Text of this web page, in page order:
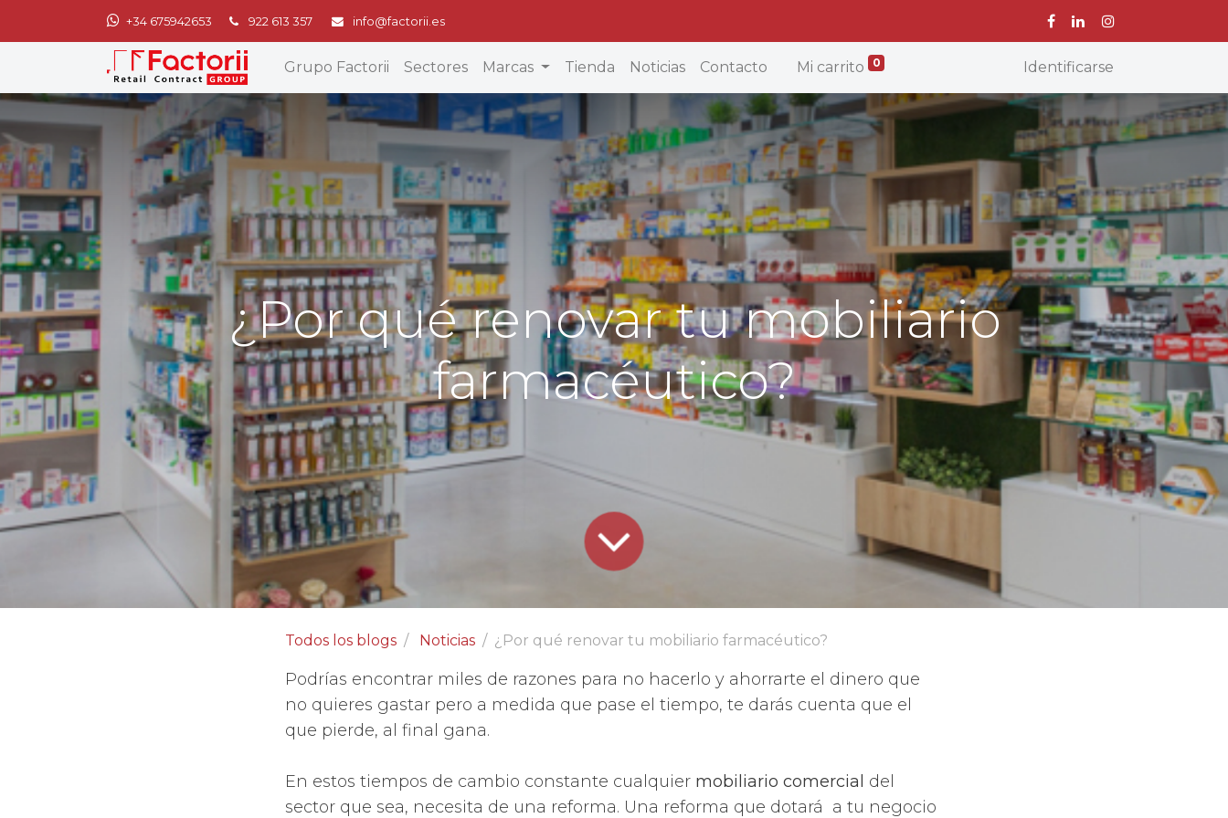
+34 675942653 922 613 357 info@factorii.es
Grupo Factorii Sectores Marcas Tienda Noticias Contacto Mi carrito 0 Identificarse
¿Por qué renovar tu mobiliario
farmacéutico?
Todos los blogs Noticias ¿Por qué renovar tu mobiliario farmacéutico?
Podrías encontrar miles de razones para no hacerlo y ahorrarte el dinero que
no quieres gastar pero a medida que pase el tiempo, te darás cuenta que el
que pierde, al final gana.
En estos tiempos de cambio constante cualquier mobiliario comercial del
sector que sea, necesita de una reforma. Una reforma que dotará a tu negocio